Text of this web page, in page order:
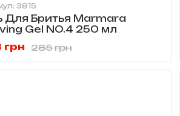
3815
Для Бритья Marmara
Gel NO.4 250 мл
285 грн
грн